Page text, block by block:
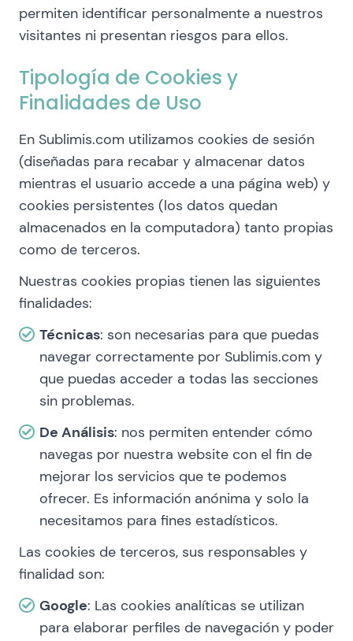
permiten identificar personalmente a nuestros
visitantes ni presentan riesgos para ellos.
Tipología de Cookies y
Finalidades de Uso
En Sublimis.com utilizamos cookies de sesión
(diseñadas para recabar y almacenar datos
mientras el usuario accede a una página web) y
cookies persistentes (los datos quedan
almacenados en la computadora) tanto propias
como de terceros.
Nuestras cookies propias tienen las siguientes
finalidades:
Técnicas: son necesarias para que puedas
navegar correctamente por Sublimis.com y
que puedas acceder a todas las secciones
sin problemas.
De Análisis: nos permiten entender cómo
navegas por nuestra website con el fin de
mejorar los servicios que te podemos
ofrecer. Es información anónima y solo la
necesitamos para fines estadísticos.
Las cookies de terceros, sus responsables y
finalidad son:
Google: Las cookies analíticas se utilizan
para elaborar perfiles de navegación y poder